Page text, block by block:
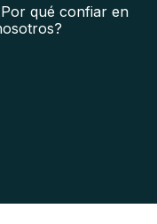
qué confiar en